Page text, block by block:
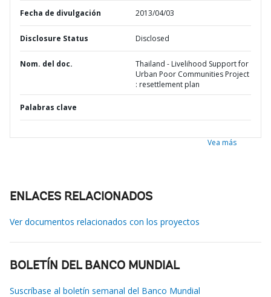
Fecha de divulgación 2013/04/03
Disclosure Status Disclosed
Nom. del doc.
Thailand - Livelihood Support for
Urban Poor Communities Project
: resettlement plan
Palabras clave
Vea más
ENLACES RELACIONADOS
Ver documentos relacionados con los proyectos
BOLETÍN DEL BANCO MUNDIAL
Suscríbase al boletín semanal del Banco Mundial